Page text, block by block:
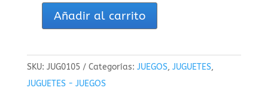
Figuras
de
Dinosaurio
Añadir al carrito
SKU: JUG0105 Categorías: JUEGOS, JUGUETES,
JUGUETES - JUEGOS